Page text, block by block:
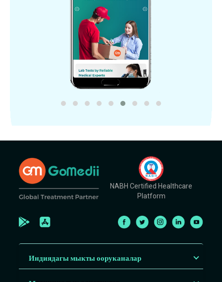
NABH Certified Healthcare
Platform
Индиядагы мыкты ооруканалар